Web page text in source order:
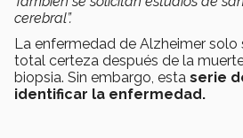
cerebral”.
La enfermedad de Alzheimer
total certeza después de la
biopsia. Sin embargo, esta serie
identificar la enfermedad.